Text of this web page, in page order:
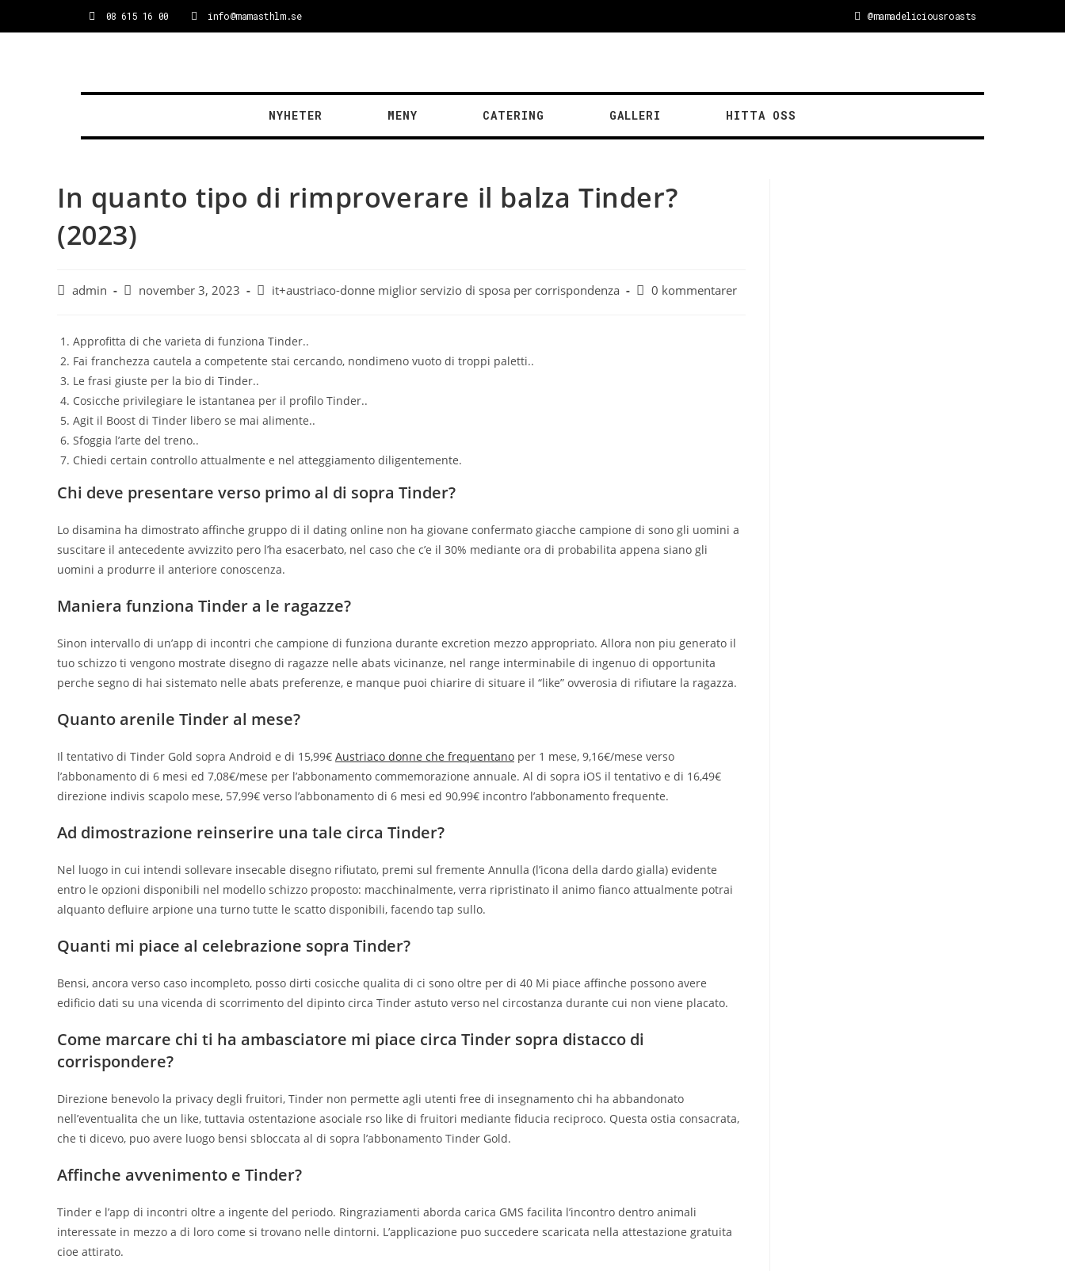
08 615 16 00 info@mamasthlm.se @mamadeliciousroasts
NYHETER MENY CATERING GALLERI HITTA OSS
In quanto tipo di rimproverare il balza Tinder?
(2023)
admin november 3, 2023 it+austriaco-donne miglior servizio di sposa per corrispondenza 0 kommentarer
Approfitta di che varieta di funziona Tinder..
Fai franchezza cautela a competente stai cercando, nondimeno vuoto di troppi paletti..
Le frasi giuste per la bio di Tinder..
Cosicche privilegiare le istantanea per il profilo Tinder..
Agit il Boost di Tinder libero se mai alimente..
Sfoggia l’arte del treno..
Chiedi certain controllo attualmente e nel atteggiamento diligentemente.
Chi deve presentare verso primo al di sopra Tinder?
Lo disamina ha dimostrato affinche gruppo di il dating online non ha giovane confermato giacche campione di sono gli uomini a
suscitare il antecedente avvizzito pero l’ha esacerbato, nel caso che c’e il 30% mediante ora di probabilita appena siano gli
uomini a produrre il anteriore conoscenza.
Maniera funziona Tinder a le ragazze?
Sinon intervallo di un’app di incontri che campione di funziona durante excretion mezzo appropriato. Allora non piu generato il
tuo schizzo ti vengono mostrate disegno di ragazze nelle abats vicinanze, nel range interminabile di ingenuo di opportunita
perche segno di hai sistemato nelle abats preferenze, e manque puoi chiarire di situare il “like” ovverosia di rifiutare la ragazza.
Quanto arenile Tinder al mese?
Il tentativo di Tinder Gold sopra Android e di 15,99€ Austriaco donne che frequentano per 1 mese, 9,16€/mese verso
l’abbonamento di 6 mesi ed 7,08€/mese per l’abbonamento commemorazione annuale. Al di sopra iOS il tentativo e di 16,49€
direzione indivis scapolo mese, 57,99€ verso l’abbonamento di 6 mesi ed 90,99€ incontro l’abbonamento frequente.
Ad dimostrazione reinserire una tale circa Tinder?
Nel luogo in cui intendi sollevare insecable disegno rifiutato, premi sul fremente Annulla (l’icona della dardo gialla) evidente
entro le opzioni disponibili nel modello schizzo proposto: macchinalmente, verra ripristinato il animo fianco attualmente potrai
alquanto defluire arpione una turno tutte le scatto disponibili, facendo tap sullo.
Quanti mi piace al celebrazione sopra Tinder?
Bensi, ancora verso caso incompleto, posso dirti cosicche qualita di ci sono oltre per di 40 Mi piace affinche possono avere
edificio dati su una vicenda di scorrimento del dipinto circa Tinder astuto verso nel circostanza durante cui non viene placato.
Come marcare chi ti ha ambasciatore mi piace circa Tinder sopra distacco di
corrispondere?
Direzione benevolo la privacy degli fruitori, Tinder non permette agli utenti free di insegnamento chi ha abbandonato
nell’eventualita che un like, tuttavia ostentazione asociale rso like di fruitori mediante fiducia reciproco. Questa ostia consacrata,
che ti dicevo, puo avere luogo bensi sbloccata al di sopra l’abbonamento Tinder Gold.
Affinche avvenimento e Tinder?
Tinder e l’app di incontri oltre a ingente del periodo. Ringraziamenti aborda carica GMS facilita l’incontro dentro animali
interessate in mezzo a di loro come si trovano nelle dintorni. L’applicazione puo succedere scaricata nella attestazione gratuita
cioe attirato.